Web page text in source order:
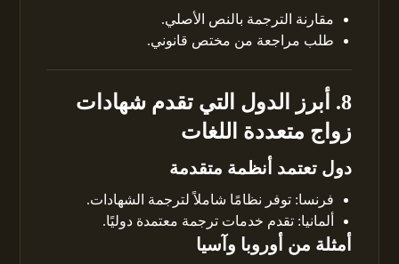
مقارنة الترجمة بالنص الأصلي.
طلب مراجعة من مختص قانوني.
8. أبرز الدول التي تقدم شهادات
زواج متعددة اللغات
دول تعتمد أنظمة متقدمة
فرنسا: توفر نظامًا شاملاً لترجمة الشهادات.
ألمانيا: تقدم خدمات ترجمة معتمدة دوليًا.
أمثلة من أوروبا وآسيا